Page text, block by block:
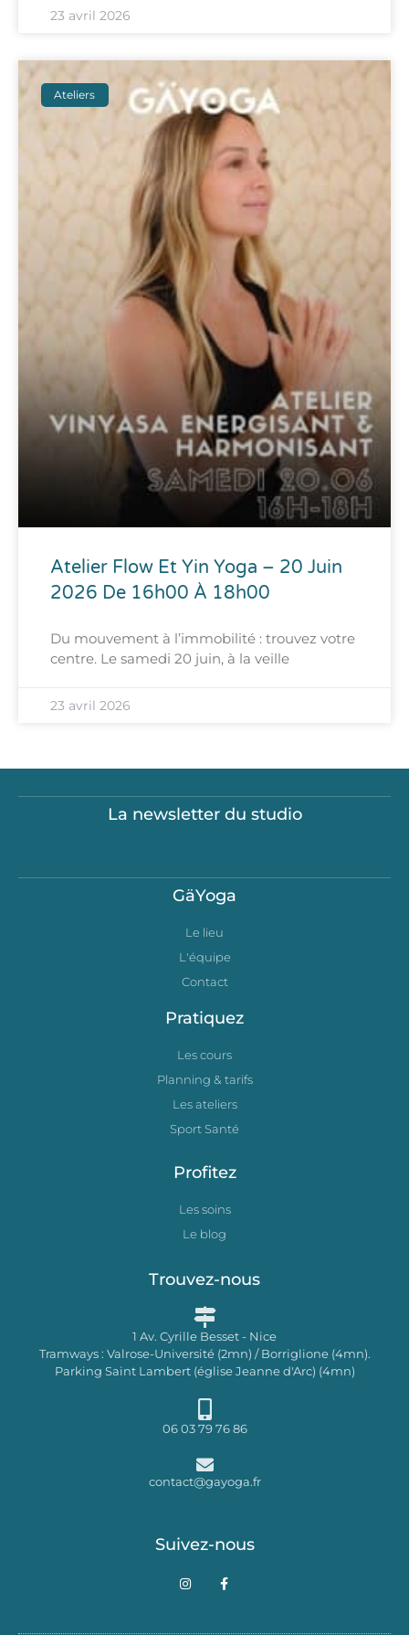
23 avril 2026
Ateliers
Atelier Flow Et Yin Yoga – 20 Juin
2026 De 16h00 À 18h00
Du mouvement à l’immobilité : trouvez votre
centre. Le samedi 20 juin, à la veille
23 avril 2026
La newsletter du studio
GäYoga
Le lieu
L'équipe
Contact
Pratiquez
Les cours
Planning & tarifs
Les ateliers
Sport Santé
Profitez
Les soins
Le blog
Trouvez-nous
1 Av. Cyrille Besset - Nice
Tramways : Valrose-Université (2mn) / Borriglione (4mn).
Parking Saint Lambert (église Jeanne d'Arc) (4mn)
06 03 79 76 86
contact@gayoga.fr
Suivez-nous
I
n
F
a